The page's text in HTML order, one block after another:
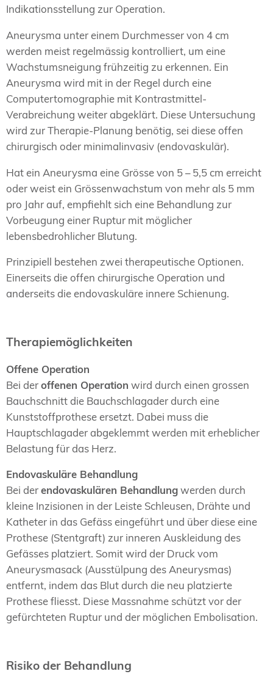
Indikationsstellung zur Operation.
Aneurysma unter einem Durchmesser von 4 cm
werden meist regelmässig kontrolliert, um eine
Wachstumsneigung frühzeitig zu erkennen. Ein
Aneurysma wird mit in der Regel durch eine
Computertomographie mit Kontrastmittel-
Verabreichung weiter abgeklärt. Diese Untersuchung
wird zur Therapie-Planung benötig, sei diese offen
chirurgisch oder minimalinvasiv (endovaskulär).
Hat ein Aneurysma eine Grösse von 5 – 5,5 cm erreicht
oder weist ein Grössenwachstum von mehr als 5 mm
pro Jahr auf, empfiehlt sich eine Behandlung zur
Vorbeugung einer Ruptur mit möglicher
lebensbedrohlicher Blutung.
Prinzipiell bestehen zwei therapeutische Optionen.
Einerseits die offen chirurgische Operation und
anderseits die endovaskuläre innere Schienung.
Therapiemöglichkeiten
Offene Operation
Bei deroffenen Operation wird durch einen grossen
Bauchschnitt die Bauchschlagader durch eine
Kunststoffprothese ersetzt. Dabei muss die
Hauptschlagader abgeklemmt werden mit erheblicher
Belastung für das Herz.
Endovaskuläre Behandlung
Bei derendovaskulären Behandlungwerden durch
kleine Inzisionen in der Leiste Schleusen, Drähte und
Katheter in das Gefäss eingeführt und über diese eine
Prothese (Stentgraft) zur inneren Auskleidung des
Gefässes platziert. Somit wird der Druck vom
Aneurysmasack (Ausstülpung des Aneurysmas)
entfernt, indem das Blut durch die neu platzierte
Prothese fliesst. Diese Massnahme schützt vor der
gefürchteten Ruptur und der möglichen Embolisation.
Risiko der Behandlung